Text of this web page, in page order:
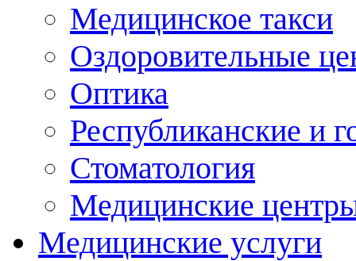
Медицинское такси
Оздоровительные
Оптика
Республиканские и
Стоматология
Медицинские
Медицинские услуги